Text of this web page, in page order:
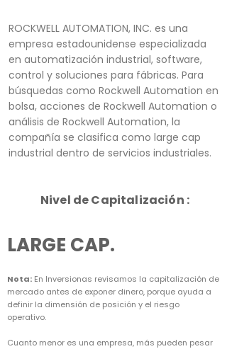
ROCKWELL AUTOMATION, INC. es una
empresa estadounidense especializada
en automatización industrial, software,
control y soluciones para fábricas. Para
búsquedas como Rockwell Automation en
bolsa, acciones de Rockwell Automation o
análisis de Rockwell Automation, la
compañía se clasifica como large cap
industrial dentro de servicios industriales.
Nivel de Capitalización :
LARGE CAP.
Nota: En Inversionas revisamos la capitalización de
mercado antes de exponer dinero, porque ayuda a
definir la dimensión de posición y el riesgo
operativo.
Cuanto menor es una empresa, más pueden pesar